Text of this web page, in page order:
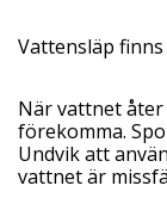
Vattensläp finns
När vattnet
förekomma.
Undvik att
vattnet är